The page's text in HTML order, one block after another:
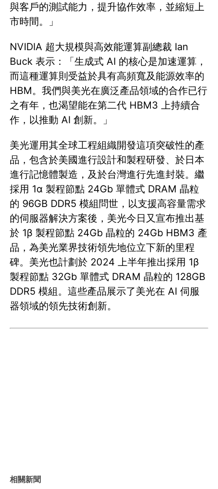
與客戶的測試能力，提升協作效率，並縮短上
市時間。」
NVIDIA 超大規模與高效能運算副總裁 Ian
Buck 表示：「生成式 AI 的核心是加速運算，
而這種運算則受益於具有高頻寬及能源效率的
HBM。我們與美光在廣泛產品領域的合作已行
之有年，也渴望能在第二代 HBM3 上持續合
作，以推動 AI 創新。」
美光運用其全球工程組織開發這項突破性的產
品，包含於美國進行設計和製程研發、於日本
進行記憶體製造，及於台灣進行先進封裝。繼
採用 1α 製程節點 24Gb 單體式 DRAM 晶粒
的 96GB DDR5 模組問世，以支援高容量需求
的伺服器解決方案後，美光今日又宣布推出基
於 1β 製程節點 24Gb 晶粒的 24Gb HBM3 產
品，為美光業界技術領先地位立下新的里程
碑。美光也計劃於 2024 上半年推出採用 1β
製程節點 32Gb 單體式 DRAM 晶粒的 128GB
DDR5 模組。這些產品展示了美光在 AI 伺服
器領域的領先技術創新。
相關新聞